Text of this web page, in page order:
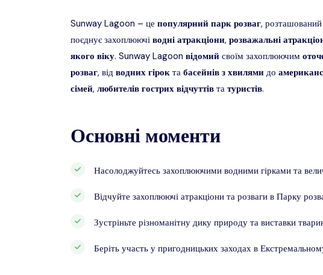
Sunway Lagoon – це популярний парк розваг,
поєднує захоплюючі водні атракціони, розважальні
якого віку. Sunway Lagoon відомий своїм захоплюючим
розваг, від водних гірок та басейнів з хвилями до
сімей, любителів гострих відчуттів та туристів.
Основні моменти
Насолоджуйтесь захоплюючими водними гірками та
Відчуйте захоплюючі атракціони та розваги в Парку
Зустріньте різноманітну дику природу та виставки
Беріть участь у пригодницьких заходах в